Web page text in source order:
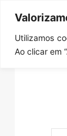
Utilizamos
Ao clicar em